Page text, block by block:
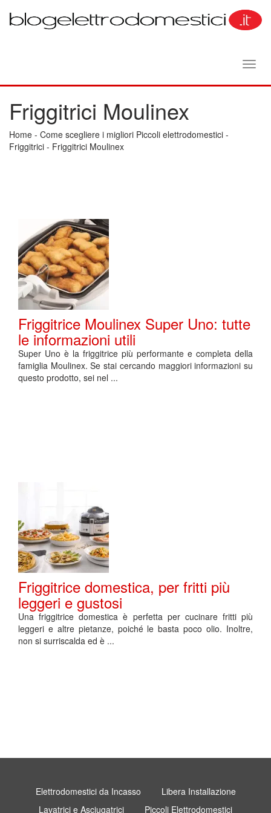
Friggitrici Moulinex
Home - Come scegliere i migliori Piccoli elettrodomestici -
Friggitrici - Friggitrici Moulinex
Friggitrice Moulinex Super Uno: tutte
le informazioni utili
Super Uno è la friggitrice più performante e completa della
famiglia Moulinex. Se stai cercando maggiori informazioni su
questo prodotto, sei nel ...
Friggitrice domestica, per fritti più
leggeri e gustosi
Una friggitrice domestica è perfetta per cucinare fritti più
leggeri e altre pietanze, poiché le basta poco olio. Inoltre,
non si surriscalda ed è ...
Elettrodomestici da Incasso
Libera Installazione
Lavatrici e Asciugatrici
Piccoli Elettrodomestici